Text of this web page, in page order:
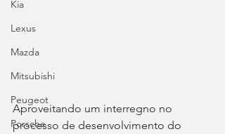
Kia
Lexus
Mazda
Mitsubishi
Peugeot
Porsche
Aproveitando um interregno no
processo de desenvolvimento do